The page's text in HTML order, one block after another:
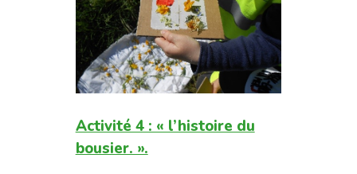
Activité 4 : « l’histoire du
bousier. ».